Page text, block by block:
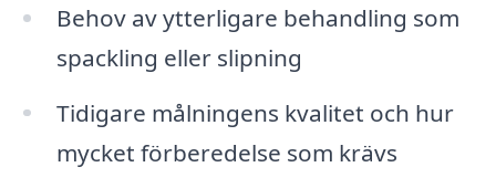
Behov av ytterligare behandling som
spackling eller slipning
Tidigare målningens kvalitet och hur
mycket förberedelse som krävs